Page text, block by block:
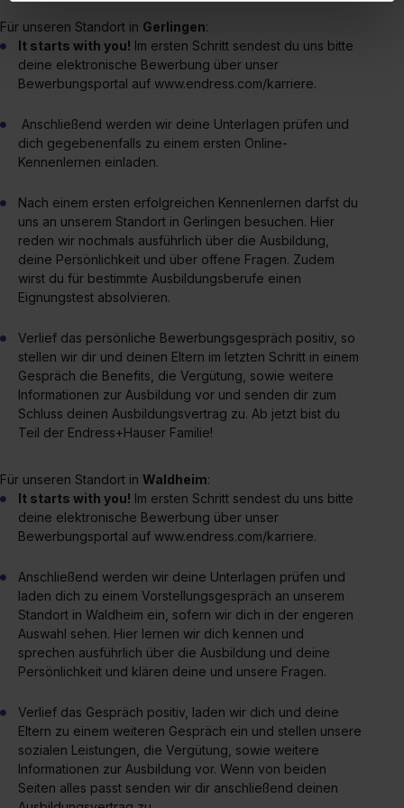
In diesem Fall sowie bei der separaten Aktivierung von
„Social Media und Marketing“ bist du auch damit
einverstanden, dass dir nach Setzen der Cookies externe
Inhalte (z.B. Videos oder Posts) angezeigt und hierfür
erforderliche personenbezogene Daten an Social Media
Dienste, ggfs. mit Sitz in den USA, übermittelt werden.
Eine Erlaubnis hierfür kannst du auch später noch im
bestimmte Verwendungszwecke zulassen, triff deine
Auswahl über die Checkboxen und klick auf „Auswahl
erlauben“. Die Einwilligung zur Platzierung von Cookies
der Kategorien „Präferenzen“, „Statistiken“ und „Social
Media und Marketing“ umfasst hierbei die Einwilligung
S. 1 lit. a) DS-GVO). Die USA verfügen über kein
angemessenes Datenschutzniveau (EuGH – Schrems
II). Du kannst die von dir erteilte Einwilligung jederzeit mit
Wirkung für die Zukunft ganz oder teilweise über unsere
Datenschutzerklärung unter dem Punkt „Datenschutz-
Einstellungen“ widerrufen. Weitere Informationen zu den
zeigen“. Weitere Informationen:
Impressum.
Für unseren Standort in Gerlingen:
It starts with you! Im ersten Schritt sendest du uns bitte
deine elektronische Bewerbung über unser
Bewerbungsportal auf www.endress.com/karriere.
Anschließend werden wir deine Unterlagen prüfen und
dich gegebenenfalls zu einem ersten Online-
Kennenlernen einladen.
Nach einem ersten erfolgreichen Kennenlernen darfst du
uns an unserem Standort in Gerlingen besuchen. Hier
reden wir nochmals ausführlich über die Ausbildung,
deine Persönlichkeit und über offene Fragen. Zudem
wirst du für bestimmte Ausbildungsberufe einen
Eignungstest absolvieren.
Verlief das persönliche Bewerbungsgespräch positiv, so
stellen wir dir und deinen Eltern im letzten Schritt in einem
Gespräch die Benefits, die Vergütung, sowie weitere
Informationen zur Ausbildung vor und senden dir zum
Schluss deinen Ausbildungsvertrag zu. Ab jetzt bist du
Teil der Endress+Hauser Familie!
Für unseren Standort in Waldheim:
It starts with you! Im ersten Schritt sendest du uns bitte
deine elektronische Bewerbung über unser
Bewerbungsportal auf www.endress.com/karriere.
Anschließend werden wir deine Unterlagen prüfen und
laden dich zu einem Vorstellungsgespräch an unserem
Standort in Waldheim ein, sofern wir dich in der engeren
Auswahl sehen. Hier lernen wir dich kennen und
sprechen ausführlich über die Ausbildung und deine
Persönlichkeit und klären deine und unsere Fragen.
Verlief das Gespräch positiv, laden wir dich und deine
Eltern zu einem weiteren Gespräch ein und stellen unsere
sozialen Leistungen, die Vergütung, sowie weitere
Informationen zur Ausbildung vor. Wenn von beiden
Seiten alles passt senden wir dir anschließend deinen